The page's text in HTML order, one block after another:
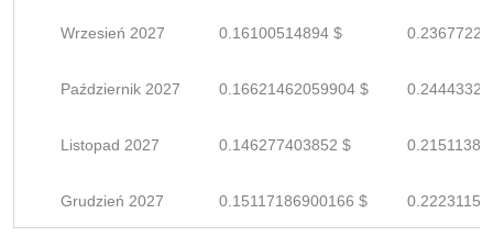
Wrzesień 2027 0.16100514894 $
Październik 2027 0.16621462059904 $
Listopad 2027 0.146277403852 $
Grudzień 2027 0.15117186900166 $